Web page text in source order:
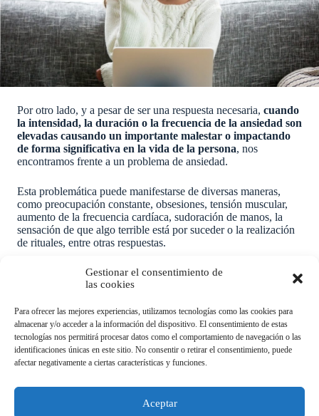
Gestionar el consentimiento de
las cookies
Para ofrecer las mejores experiencias, utilizamos tecnologías como las cookies para
almacenar y/o acceder a la información del dispositivo. El consentimiento de estas
tecnologías nos permitirá procesar datos como el comportamiento de navegación o las
identificaciones únicas en este sitio. No consentir o retirar el consentimiento, puede
afectar negativamente a ciertas características y funciones.
Aceptar
Por otro lado, y a pesar de ser una respuesta necesaria, cuando
la intensidad, la duración o la frecuencia de la ansiedad son
elevadas causando un importante malestar o impactando
de forma significativa en la vida de la persona, nos
encontramos frente a un problema de ansiedad.
Esta problemática puede manifestarse de diversas maneras,
como preocupación constante, obsesiones, tensión muscular,
aumento de la frecuencia cardíaca, sudoración de manos, la
sensación de que algo terrible está por suceder o la realización
de rituales, entre otras respuestas.
De hecho, aunque dentro de laetiqueta de “trastorno de
se puedan englobar todas esas acciones y
así como su intensidad o frecuencia, varíen de persona a
persona aunque todas ellas formen parte de dicha etiqueta.
específicas, como viajar en avión, hablar en